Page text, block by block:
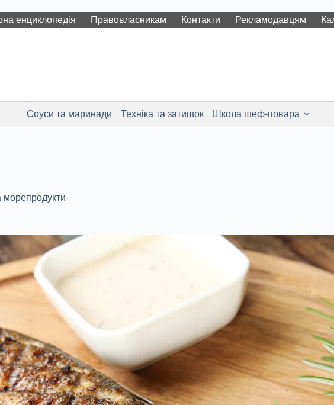
енциклопедія Правовласникам Контакти Рекламодавцям
Соуси та маринади Техніка та затишок Школа шеф-повара
морепродукти